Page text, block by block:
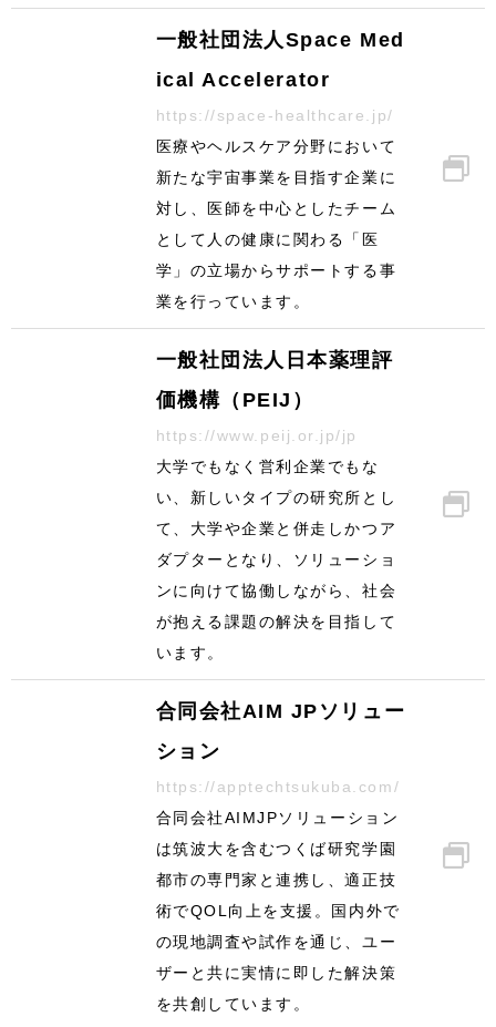
一般社団法人Space Med
ical Accelerator
https://space-healthcare.jp/
医療やヘルスケア分野において
新たな宇宙事業を目指す企業に
対し、医師を中心としたチーム
として人の健康に関わる「医
学」の立場からサポートする事
業を行っています。
一般社団法人日本薬理評
価機構（PEIJ）
https://www.peij.or.jp/jp
大学でもなく営利企業でもな
い、新しいタイプの研究所とし
て、大学や企業と併走しかつア
ダプターとなり、ソリューショ
ンに向けて協働しながら、社会
が抱える課題の解決を目指して
います。
合同会社AIM JPソリュー
ション
https://apptechtsukuba.com/
合同会社AIMJPソリューション
は筑波大を含むつくば研究学園
都市の専門家と連携し、適正技
術でQOL向上を支援。国内外で
の現地調査や試作を通じ、ユー
ザーと共に実情に即した解決策
を共創しています。